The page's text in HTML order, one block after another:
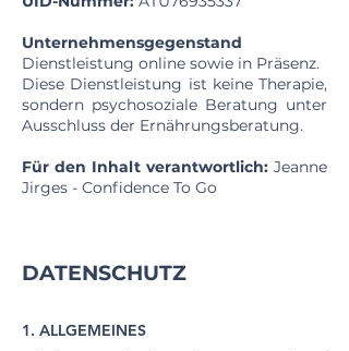
Unternehmensgegenstand
Dienstleistung online sowie in Präsenz.
Diese Dienstleistung ist keine Therapie,
sondern psychosoziale Beratung unter
Ausschluss der Ernährungsberatung.
Für den Inhalt verantwortlich: Jeanne
Jirges - Confidence To Go
DATENSCHUTZ
1. ALLGEMEINES